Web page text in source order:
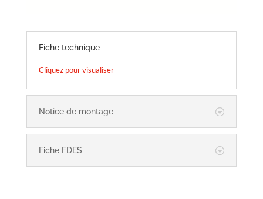
Fiche technique
Cliquez pour visualiser
Notice de montage
Fiche FDES